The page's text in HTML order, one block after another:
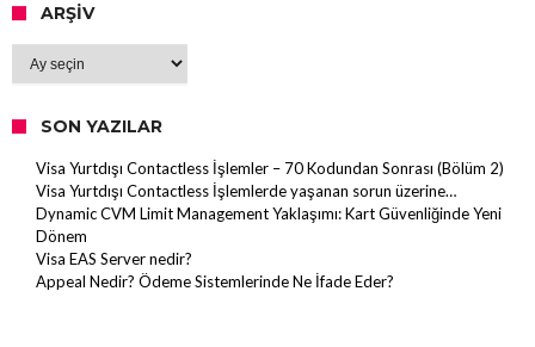
ARŞIV
SON YAZILAR
Visa Yurtdışı Contactless İşlemler – 70 Kodundan Sonrası (Bölüm 2)
Visa Yurtdışı Contactless İşlemlerde yaşanan sorun üzerine…
Dynamic CVM Limit Management Yaklaşımı: Kart Güvenliğinde Yeni
Dönem
Visa EAS Server nedir?
Appeal Nedir? Ödeme Sistemlerinde Ne İfade Eder?